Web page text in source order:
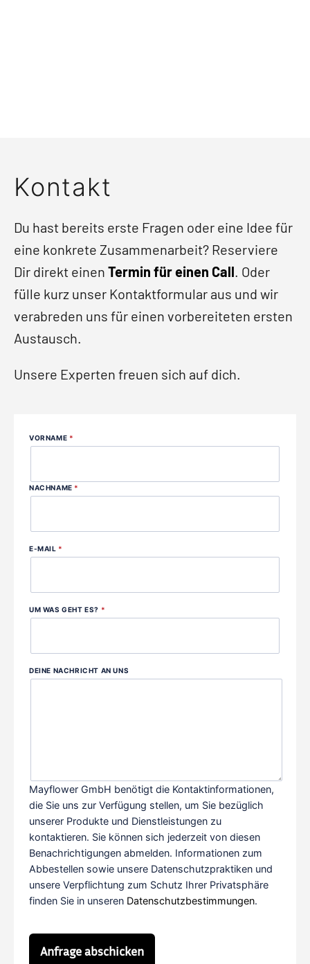
Kontakt
Du hast bereits erste Fragen oder eine Idee für
eine konkrete Zusammenarbeit? Reserviere
Dir direkt einen Termin für einen Call. Oder
fülle kurz unser Kontaktformular aus und wir
verabreden uns für einen vorbereiteten ersten
Austausch.
Unsere Experten freuen sich auf dich.
VORNAME *
NACHNAME *
E-MAIL *
UM WAS GEHT ES? *
DEINE NACHRICHT AN UNS
Mayflower GmbH benötigt die Kontaktinformationen,
die Sie uns zur Verfügung stellen, um Sie bezüglich
unserer Produkte und Dienstleistungen zu
kontaktieren. Sie können sich jederzeit von diesen
Benachrichtigungen abmelden. Informationen zum
Abbestellen sowie unsere Datenschutzpraktiken und
unsere Verpflichtung zum Schutz Ihrer Privatsphäre
finden Sie in unseren Datenschutzbestimmungen.
Anfrage abschicken